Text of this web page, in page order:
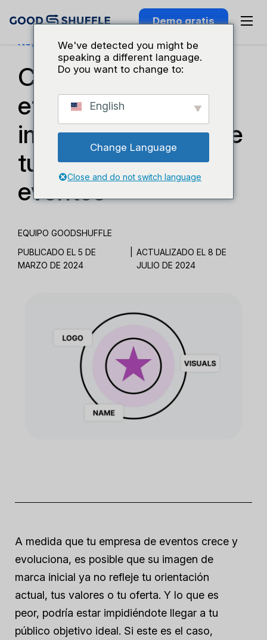
Demo gratis
Negocios Y Crecimiento
Cómo renovar
eficazmente la
imagen de marca de
tu empresa de
eventos
EQUIPO GOODSHUFFLE
PUBLICADO EL 5 DE
MARZO DE 2024
ACTUALIZADO EL 8 DE
JULIO DE 2024
A medida que tu empresa de eventos crece y
evoluciona, es posible que su imagen de
marca inicial ya no refleje tu orientación
actual, tus valores o tu oferta. Y lo que es
peor, podría estar impidiéndote llegar a tu
público objetivo ideal. Si este es el caso,
We've detected you might be
speaking a different language.
Do you want to change to:
English
Change Language
Close and do not switch language